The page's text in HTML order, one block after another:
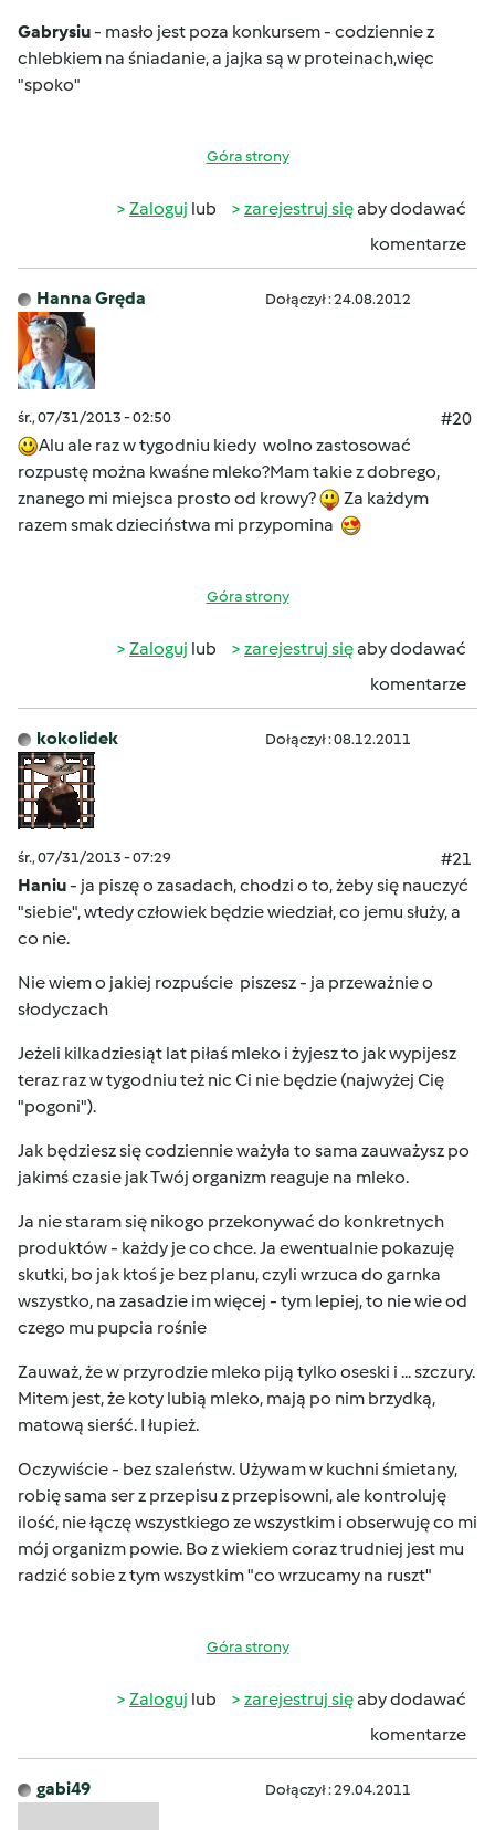
Gabrysiu- masło jest poza konkursem - codziennie z
chlebkiem na śniadanie, a jajka są w proteinach,więc
"spoko"
Góra strony
Zaloguj lub zarejestruj sięaby dodawać
komentarze
Hanna Gręda Dołączył : 24.08.2012
śr., 07/31/2013 - 02:50
#20
Alu ale raz w tygodniu kiedy wolno zastosować
rozpustę można kwaśne mleko?Mam takie z dobrego,
znanego mi miejsca prosto od krowy?
Za każdym
razem smak dzieciństwa mi przypomina
Góra strony
Zaloguj lub zarejestruj sięaby dodawać
komentarze
kokolidek Dołączył : 08.12.2011
śr., 07/31/2013 - 07:29
#21
Haniu- ja piszę o zasadach, chodzi o to, żeby się nauczyć
"siebie", wtedy człowiek będzie wiedział, co jemu służy, a
co nie.
Nie wiem o jakiej rozpuście piszesz - ja przeważnie o
słodyczach
Jeżeli kilkadziesiąt lat piłaś mleko i żyjesz to jak wypijesz
teraz raz w tygodniu też nic Ci nie będzie (najwyżej Cię
"pogoni").
Jak będziesz się codziennie ważyła to sama zauważysz po
jakimś czasie jak Twój organizm reaguje na mleko.
Ja nie staram się nikogo przekonywać do konkretnych
produktów - każdy je co chce. Ja ewentualnie pokazuję
skutki, bo jak ktoś je bez planu, czyli wrzuca do garnka
wszystko, na zasadzie im więcej - tym lepiej, to nie wie od
czego mu pupcia rośnie
Zauważ, że w przyrodzie mleko piją tylko oseski i ... szczury.
Mitem jest, że koty lubią mleko, mają po nim brzydką,
matową sierść. I łupież.
Oczywiście - bez szaleństw. Używam w kuchni śmietany,
robię sama ser z przepisu z przepisowni, ale kontroluję
ilość, nie łączę wszystkiego ze wszystkim i obserwuję co mi
mój organizm powie. Bo z wiekiem coraz trudniej jest mu
radzić sobie z tym wszystkim "co wrzucamy na ruszt"
Góra strony
Zaloguj lub zarejestruj sięaby dodawać
komentarze
gabi49 Dołączył : 29.04.2011